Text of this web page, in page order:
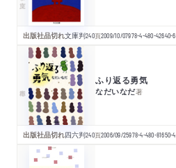
出版社品切れ文庫判240頁2009/10/07978-4-480-42640-6
ふり返る勇気
なだいなだ著
出版社品切れ四六判240頁2006/09/25978-4-480-81650-4